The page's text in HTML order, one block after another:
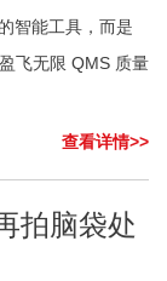
智能工具，而是
飞无限 QMS 质量
查看详情>>
拍脑袋处